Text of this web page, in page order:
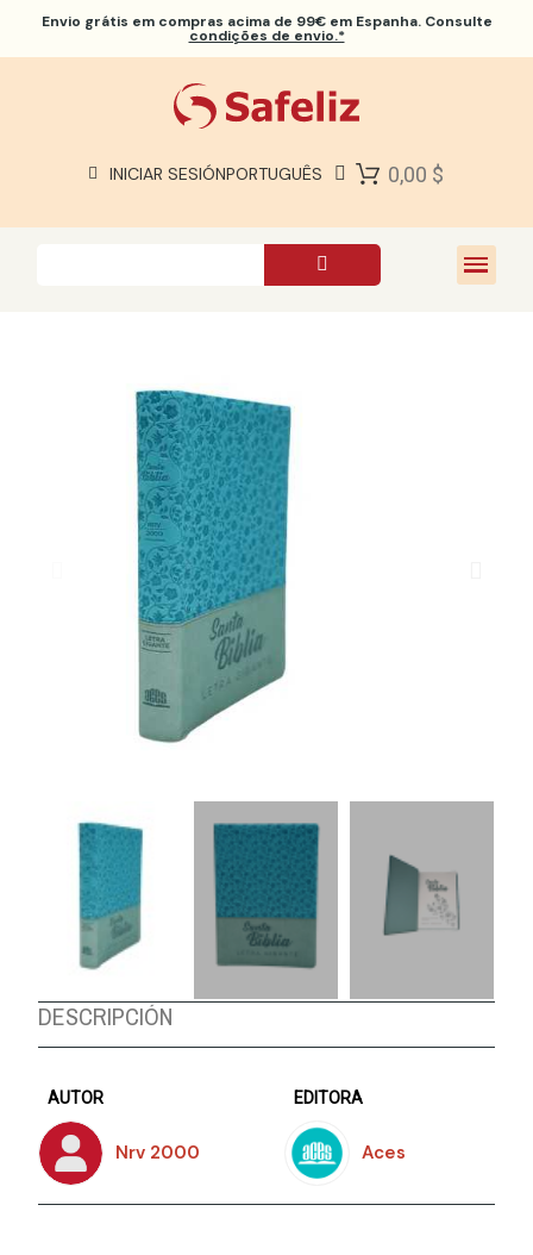
Envio grátis em compras acima de 99€ em Espanha. Consulte
condições de envio.*
INICIAR SESIÓNPORTUGUÊS 0,00 $
DESCRIPCIÓN
AUTOR
Nrv 2000
EDITORA
Aces